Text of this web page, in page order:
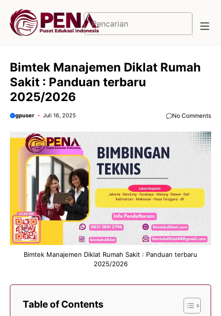
Cari
Bimtek Manajemen Diklat Rumah
Sakit : Panduan terbaru
2025/2026
gpuser Juli 16, 2025 No Comments
Bimtek Manajemen Diklat Rumah Sakit : Panduan terbaru
2025/2026
Table of Contents